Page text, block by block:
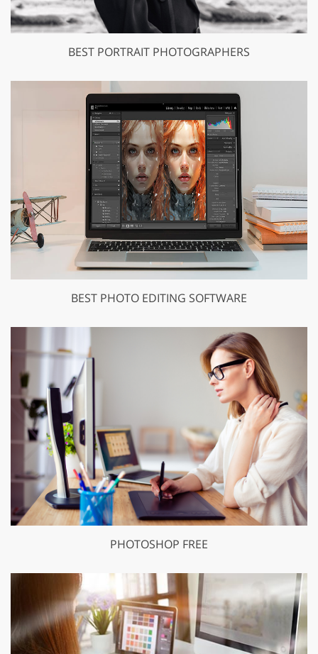
BEST PORTRAIT PHOTOGRAPHERS
BEST PHOTO EDITING SOFTWARE
PHOTOSHOP FREE